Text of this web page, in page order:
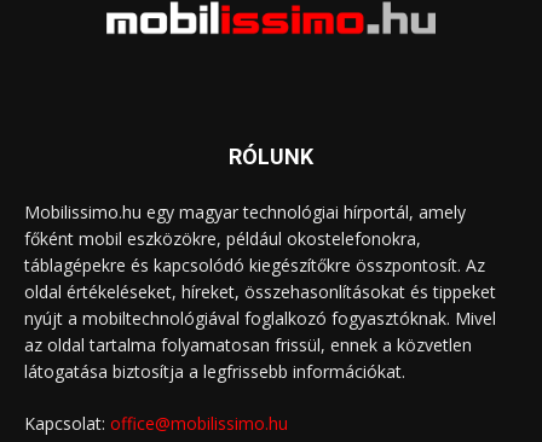
RÓLUNK
Mobilissimo.hu egy magyar technológiai hírportál, amely
főként mobil eszközökre, például okostelefonokra,
táblagépekre és kapcsolódó kiegészítőkre összpontosít. Az
oldal értékeléseket, híreket, összehasonlításokat és tippeket
nyújt a mobiltechnológiával foglalkozó fogyasztóknak. Mivel
az oldal tartalma folyamatosan frissül, ennek a közvetlen
látogatása biztosítja a legfrissebb információkat.
Kapcsolat: office@mobilissimo.hu